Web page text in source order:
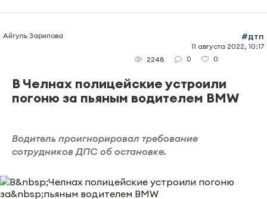
Айгуль Зарипова #дтп
11 августа 2022, 10:17
2248
0 0
В Челнах полицейские устроили
погоню за пьяным водителем BMW
Водитель проигнорировал требование
сотрудников ДПС об остановке.